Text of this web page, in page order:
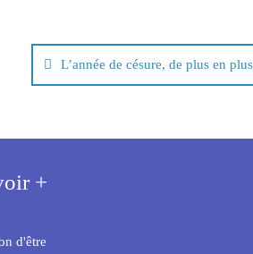
Navigation
de
l’article
L’année de césure, de plus en
+
d'être